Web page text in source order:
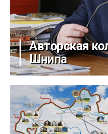
Авторская
Шнипа